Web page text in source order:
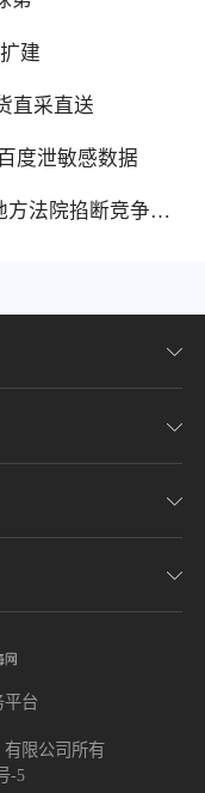
建
直采直送
度泄敏感数据
方法院掐断竞争对
平台
有限公司所有
-5